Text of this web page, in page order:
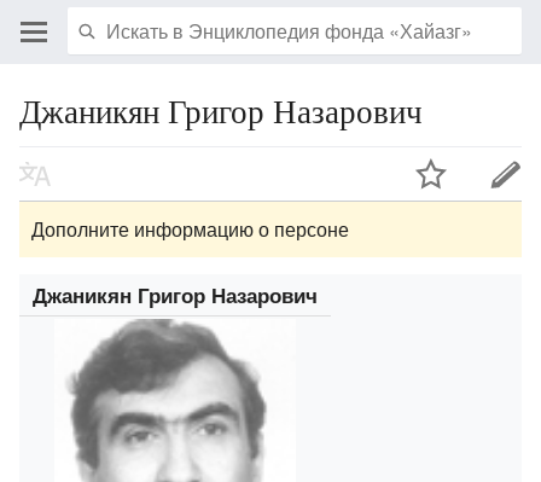
Джаникян Григор Назарович
Дополните информацию о персоне
Джаникян Григор Назарович